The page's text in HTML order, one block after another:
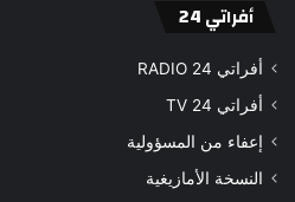
أفراتي 24
أفراتي 24 RADIO
أفراتي 24 TV
إعفاء من المسؤولية
النسخة الأمازيغية